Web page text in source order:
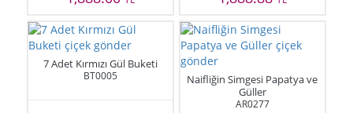
7 Adet Kırmızı Gül Buketi
BT0005
Naifliğin Simgesi Papatya ve
Güller
AR0277